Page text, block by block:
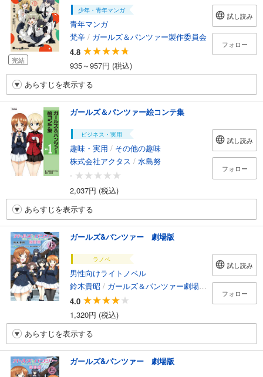
完結
少年・青年マンガ
青年マンガ
梵辛 / ガールズ＆パンツァー製作委員会
4.8
935～957円 (税込)
試し読み
フォロー
あらすじを表示する
ガールズ＆パンツァー絵コンテ集
ビジネス・実用
趣味・実用 / その他の趣味
株式会社アクタス / 水島努
-
2,037円 (税込)
試し読み
フォロー
あらすじを表示する
ガールズ&パンツァー 劇場版
ラノベ
男性向けライトノベル
鈴木貴昭 / ガールズ＆パンツァー劇場版製作委員会 /ア
4.0
1,320円 (税込)
試し読み
フォロー
あらすじを表示する
ガールズ&パンツァー 劇場版